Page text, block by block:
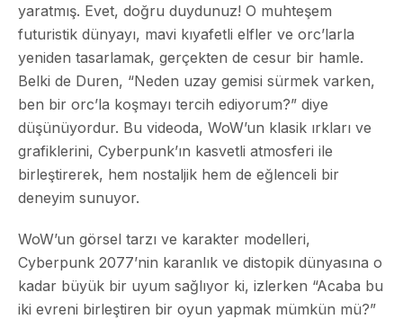
yaratmış. Evet, doğru duydunuz! O muhteşem
futuristik dünyayı, mavi kıyafetli elfler ve orc’larla
yeniden tasarlamak, gerçekten de cesur bir hamle.
Belki de Duren, “Neden uzay gemisi sürmek varken,
ben bir orc’la koşmayı tercih ediyorum?” diye
düşünüyordur. Bu videoda, WoW’un klasik ırkları ve
grafiklerini, Cyberpunk’ın kasvetli atmosferi ile
birleştirerek, hem nostaljik hem de eğlenceli bir
deneyim sunuyor.
WoW’un görsel tarzı ve karakter modelleri,
Cyberpunk 2077’nin karanlık ve distopik dünyasına o
kadar büyük bir uyum sağlıyor ki, izlerken “Acaba bu
iki evreni birleştiren bir oyun yapmak mümkün mü?”